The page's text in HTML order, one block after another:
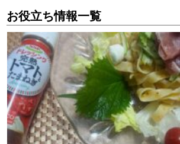
お役立ち情報一覧